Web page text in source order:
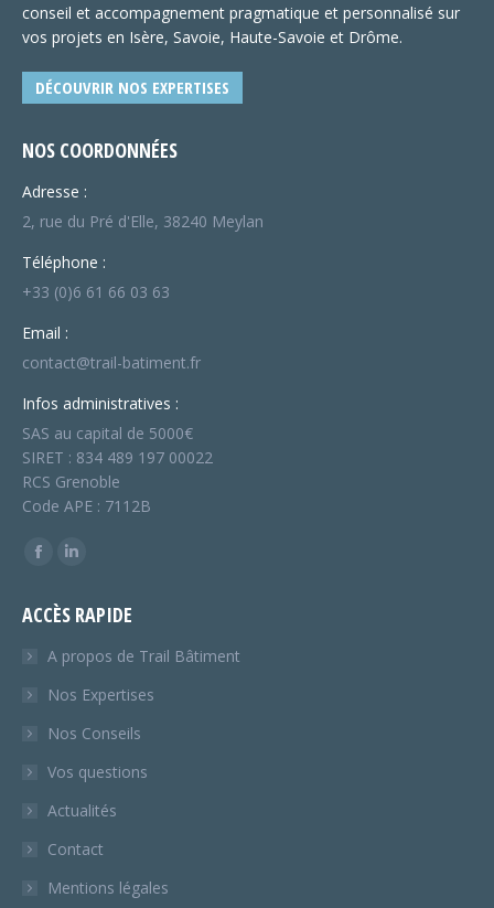
conseil et accompagnement pragmatique et personnalisé sur
vos projets en Isère, Savoie, Haute-Savoie et Drôme.
DÉCOUVRIR NOS EXPERTISES
NOS COORDONNÉES
Adresse :
2, rue du Pré d'Elle, 38240 Meylan
Téléphone :
+33 (0)6 61 66 03 63
Email :
contact@trail-batiment.fr
Infos administratives :
SAS au capital de 5000€
SIRET : 834 489 197 00022
RCS Grenoble
Code APE : 7112B
Trouvez nous sur :
Facebook
opens
window
LinkedIn
opens
in
window
ACCÈS RAPIDE
A propos de Trail Bâtiment
Nos Expertises
Nos Conseils
Vos questions
Actualités
Contact
Mentions légales